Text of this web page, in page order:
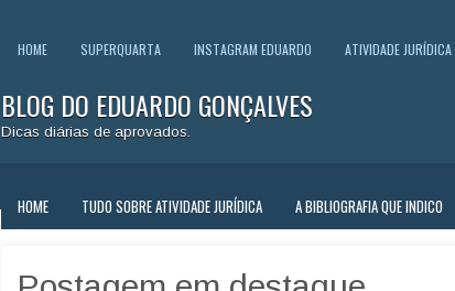
HOME SUPERQUARTA INSTAGRAM EDUARDO ATIVIDADE JURÍDICA
BLOG DO EDUARDO GONÇALVES
Dicas diárias de aprovados.
HOME TUDO SOBRE ATIVIDADE JURÍDICA A BIBLIOGRAFIA QUE INDICO